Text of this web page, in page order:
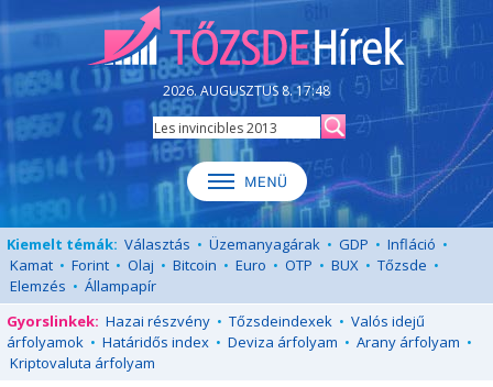
2026. AUGUSZTUS 8. 17:48
Kiemelt témák: Választás • Üzemanyagárak • GDP • Infláció •
Kamat • Forint • Olaj • Bitcoin • Euro • OTP • BUX • Tőzsde •
Elemzés • Állampapír
Gyorslinkek: Hazai részvény • Tőzsdeindexek • Valós idejű
árfolyamok • Határidős index • Deviza árfolyam • Arany árfolyam •
Kriptovaluta árfolyam